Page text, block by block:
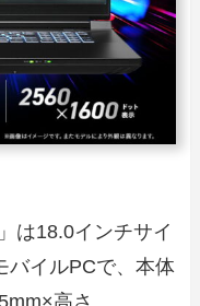
は18.0インチサイ
バイルPCで、本体
高さ